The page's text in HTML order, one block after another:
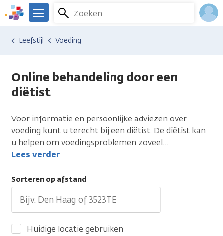
Overslaan
en
naar
We
er
Kanker.nl
Zoeken
Menu
Hulp en ondersteuning
Vind hulp bij kanker
Leefstijl Voeding
Online behandeling door een
diëtist
Voor informatie en persoonlijke adviezen over
voeding kunt u terecht bij een diëtist. De diëtist kan
u helpen om voedingsproblemen zoveel…
Lees verder
Sorteren op afstand
Huidige locatie gebruiken